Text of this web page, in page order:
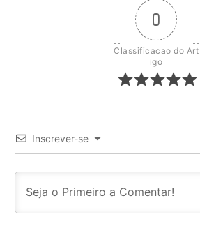
0
Classificacao do Art
igo
Inscrever-se